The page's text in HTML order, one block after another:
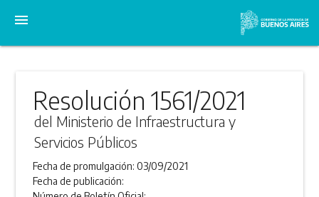
menu
Resolución 1561/2021
del Ministerio de Infraestructura y
Servicios Públicos
Fecha de promulgación:03/09/2021
Fecha de publicación: